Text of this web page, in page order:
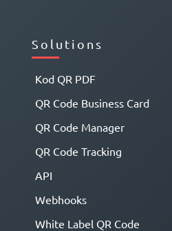
Solutions
Kod QR PDF
QR Code Business Card
QR Code Manager
QR Code Tracking
API
Webhooks
White Label QR Code